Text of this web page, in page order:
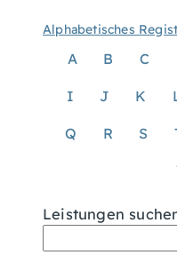
Alphabetisches
A B C
I J K
Q R S
Leistungen